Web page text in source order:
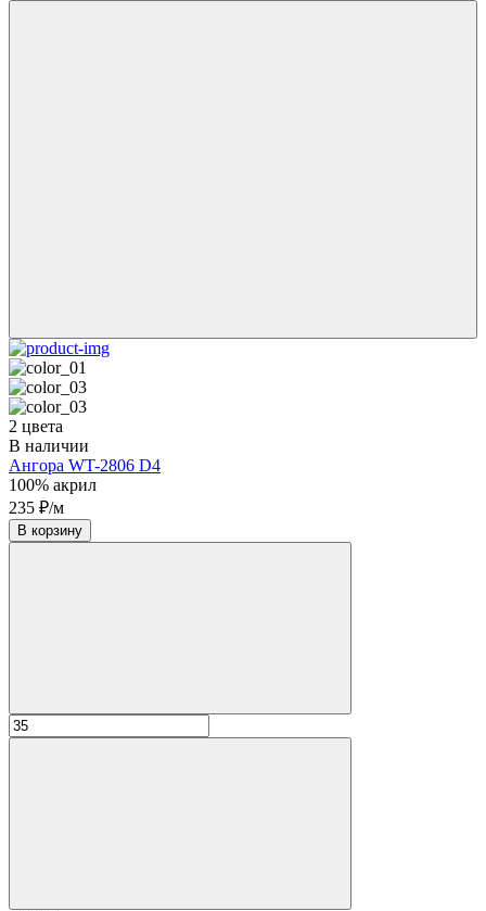
2 цвета
В наличии
Ангора WT-2806 D4
100% акрил
235 ₽/м
В корзину